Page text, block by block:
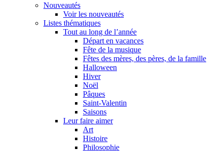
Nouveautés
Voir les nouveautés
Listes thématiques
Tout au long de l’année
Départ en vacances
Fête de la musique
Fêtes des mères, des pères, de la famille
Halloween
Hiver
Noël
Pâques
Saint-Valentin
Saisons
Leur faire aimer
Art
Histoire
Philosophie